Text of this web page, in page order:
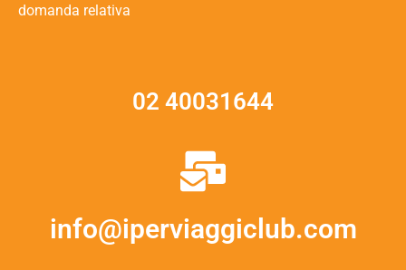
domanda relativa
02 40031644
info@iperviaggiclub.com